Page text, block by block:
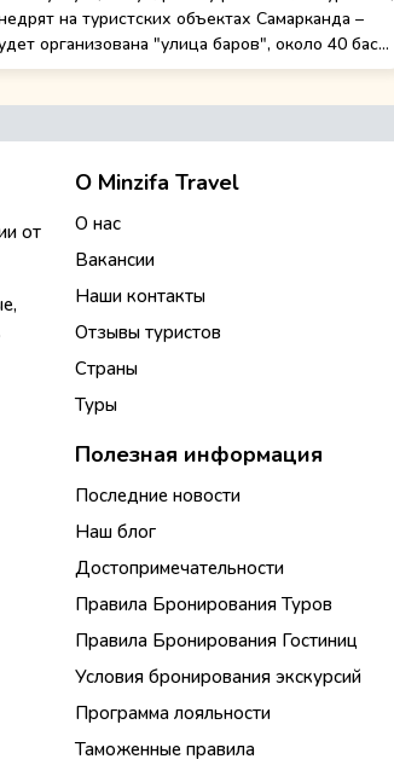
на туристских объектах Самарканда –
организована "улица баров", около 40 бас...
от
О Minzifa Travel
О нас
Вакансии
Наши контакты
Отзывы туристов
Страны
Туры
Полезная информация
Последние новости
Наш блог
Достопримечательности
Правила Бронирования Туров
Правила Бронирования Гостиниц
Условия бронирования экскурсий
Программа лояльности
Таможенные правила